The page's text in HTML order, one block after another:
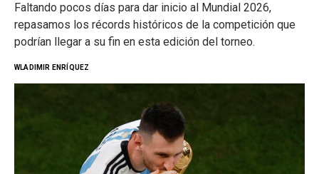
Faltando pocos días para dar inicio al Mundial 2026,
repasamos los récords históricos de la competición que
podrían llegar a su fin en esta edición del torneo.
WLADIMIR ENRÍQUEZ